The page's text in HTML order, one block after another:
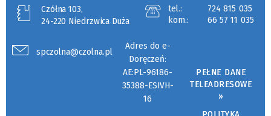
Czółna 103,
24-220 Niedrzwica Duża
tel.:
724 815 035
kom.:
66 57 11 035
spczolna@czolna.pl
Adres do e-
Doręczeń:
AE:PL-96186-
35388-ESIVH-
16
PEŁNE DANE
TELEADRESOWE
»